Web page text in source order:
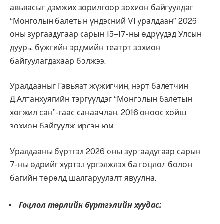
авьяасыг дэмжих зорилгоор зохион байгуулдаг
“Монголын балетын үндэсний VI уралдаан” 2026
оны зургаадугаар сарын 15–17-ны өдрүүдэд Улсын
дуурь, бүжгийн эрдмийн театрт зохион
байгуулагдахаар болжээ.
Уралдааныг Гавьяат жүжигчин, нэрт балетчин
Д.Алтанхуягийн тэргүүлдэг “Монголын балетын
хөгжил сан”-гаас санаачлан, 2016 оноос хойш
зохион байгуулж ирсэн юм.
Уралдааны бүртгэл 2026 оны зургаадугаар сарын
7-ны өдрийг хүртэл үргэлжлэх ба гоцлол болон
багийн төрөлд шалгаруулалт явуулна.
Гоцлол төрлийн бүртгэлийн хуудас: